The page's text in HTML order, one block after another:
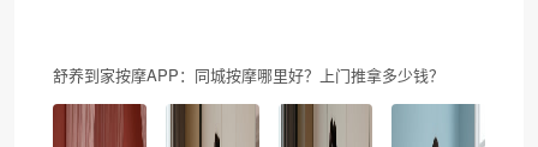
舒养到家按摩APP：同城按摩哪里好？上门推拿多少钱？